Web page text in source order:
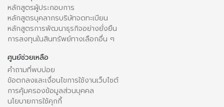
หลักสูตรผู้ประกอบการ
หลักสูตรบุคลากรบริษัทจดทะเบียน
หลักสูตรการพัฒนาธุรกิจอย่างยั่งยืน
การลงทุนในสินทรัพย์ทางเลือกอื่น ๆ
ศูนย์ช่วยเหลือ
คำถามที่พบบ่อย
ข้อตกลงและเงื่อนไขการใช้งานเว็บไซต์
การคุ้มครองข้อมูลส่วนบุคคล
นโยบายการใช้คุกกี้